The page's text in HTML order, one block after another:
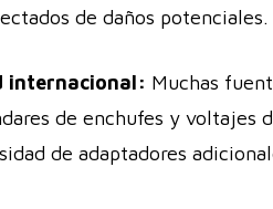
de daños potenciales.
internacional: Muchas
de enchufes y voltajes
de adaptadores